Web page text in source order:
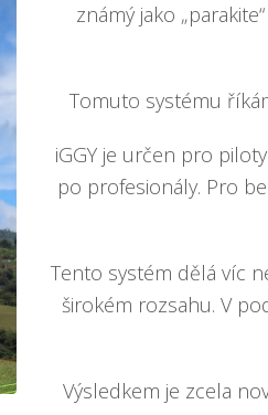
známý jako
Tomuto systému
iGGY je určen pro
po profesionály. Pro
Tento systém dělá víc
širokém rozsahu. V
Výsledkem je zcela